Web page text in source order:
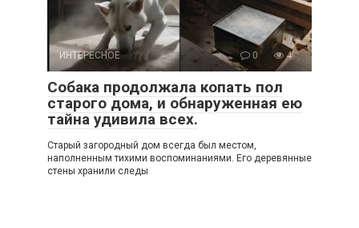
ИНТЕРЕСНОЕ 0 4
Собака продолжала копать пол
старого дома, и обнаруженная ею
тайна удивила всех.
Старый загородный дом всегда был местом,
наполненным тихими воспоминаниями. Его деревянные
стены хранили следы